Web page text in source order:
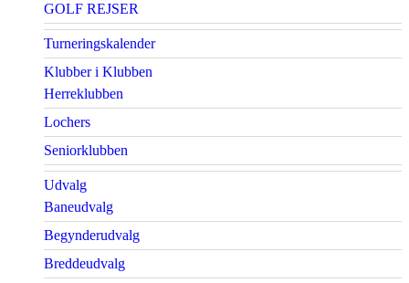
GOLF REJSER
Turneringskalender
Klubber i Klubben
Herreklubben
Lochers
Seniorklubben
Udvalg
Baneudvalg
Begynderudvalg
Breddeudvalg